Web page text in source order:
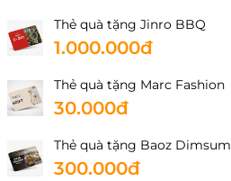
Thẻ quà tặng Jinro BBQ
1.000.000đ
Thẻ quà tặng Marc Fashion
30.000đ
Thẻ quà tặng Baoz Dimsum
300.000đ